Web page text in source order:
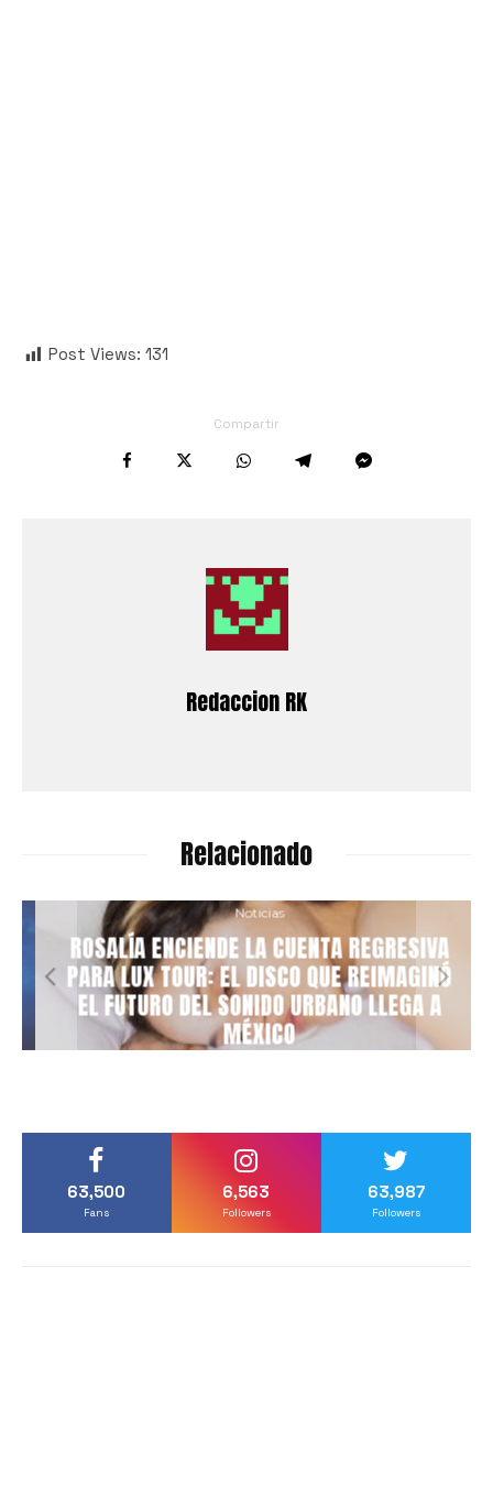
Post Views: 131
Compartir
Redaccion RK
Relacionado
Noticias
ROSALÍA ENCIENDE LA CUENTA REGRESIVA
PARA LUX TOUR: EL DISCO QUE REIMAGINÓ
EL FUTURO DEL SONIDO URBANO LLEGA A
MÉXICO
63,500
Fans
6,563
Followers
63,987
Followers